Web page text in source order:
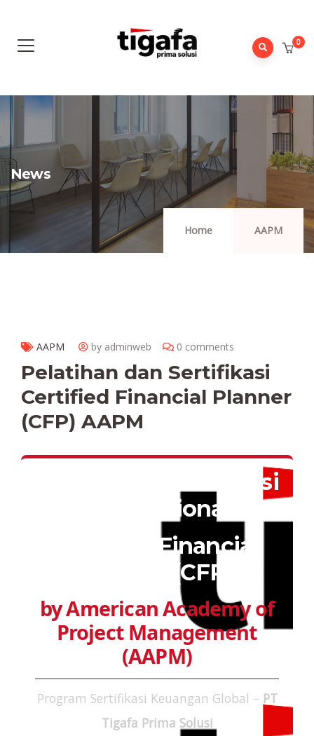
0
News
Home AAPM
AAPM by adminweb 0 comments
Pelatihan dan Sertifikasi
Certified Financial Planner
(CFP) AAPM
Pelatihan & Sertifikasi
Internasional
Certified Financial
Planner (CFP)
by American Academy of
Project Management
(AAPM)
Program Sertifikasi Keuangan Global – PT
Tigafa Prima Solusi